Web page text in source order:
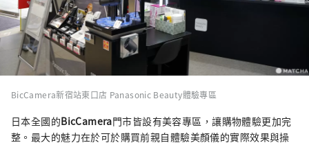
BicCamera新宿站東口店 Panasonic Beauty體驗專區
日本全國的BicCamera門市皆設有美容專區，讓購物體驗更加完
整。最大的魅力在於可於購買前親自體驗美顏儀的實際效果與操